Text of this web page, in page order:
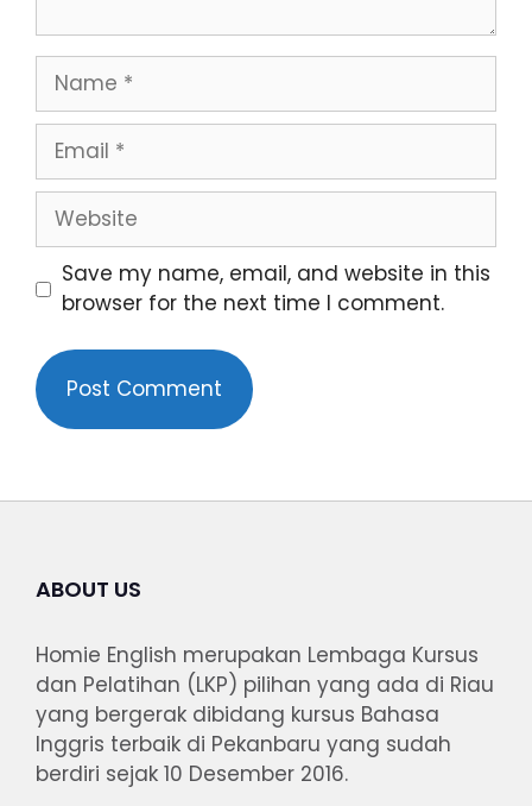
Save my name, email, and website in this
browser for the next time I comment.
ABOUT US
Homie English merupakan Lembaga Kursus
dan Pelatihan (LKP) pilihan yang ada di Riau
yang bergerak dibidang kursus Bahasa
Inggris terbaik di Pekanbaru yang sudah
berdiri sejak 10 Desember 2016.